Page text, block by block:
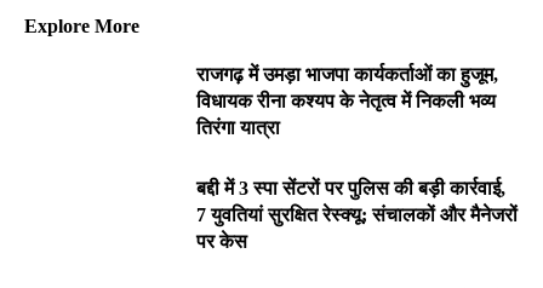
Explore More
राजगढ़ में उमड़ा भाजपा कार्यकर्ताओं का हुजूम,
विधायक रीना कश्यप के नेतृत्व में निकली भव्य
तिरंगा यात्रा
बद्दी में 3 स्पा सेंटरों पर पुलिस की बड़ी कार्रवाई,
7 युवतियां सुरक्षित रेस्क्यू; संचालकों और मैनेजरों
पर केस